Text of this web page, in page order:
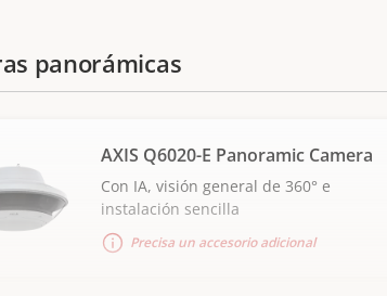
panorámicas
AXIS Q6020-E Panoramic Camera
Con IA, visión general de 360° e
instalación sencilla
Precisa un accesorio adicional